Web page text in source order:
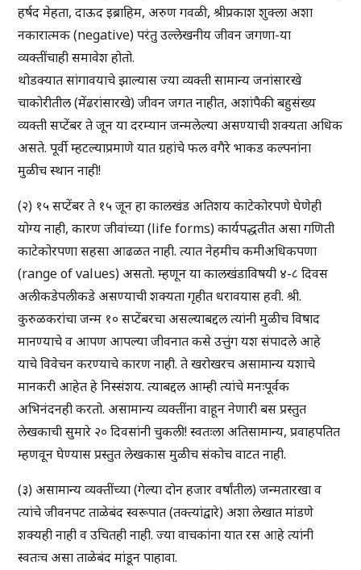
हर्षद मेहता, दाऊद इब्राहिम, अरुण गवळी, श्रीप्रकाश शुक्ला अशा
नकारात्मक (negative) परंतु उल्लेखनीय जीवन जगणा-या
व्यक्तींचाही समावेश होतो.
थोडक्यात सांगावयाचे झाल्यास ज्या व्यक्ती सामान्य जनांसारखे
चाकोरीतील (मेंढरांसारखे) जीवन जगत नाहीत, अशांपैकी बहुसंख्य
व्यक्ती सप्टेंबर ते जून या दरम्यान जन्मलेल्या असण्याची शक्यता अधिक
असते. पूर्वी म्हटल्याप्रमाणे यात ग्रहांचे फल वगैरे भाकड कल्पनांना
मुळीच स्थान नाही!
(२) १५ सप्टेंबर ते १५ जून हा कालखंड अतिशय काटेकोरपणे घेणेही
योग्य नाही, कारण जीवांच्या (life forms) कार्यपद्धतीत असा गणिती
काटेकोरपणा सहसा आढळत नाही. त्यात नेहमीच कमीअधिकपणा
(range of values) असतो. म्हणून या कालखंडाविषयी ४-८ दिवस
अलीकडेपलीकडे असण्याची शक्यता गृहीत धरावयास हवी. श्री.
कुरुळकरांचा जन्म १० सप्टेंबरचा असल्याबद्दल त्यांनी मुळीच विषाद
मानण्याचे व आपण आपल्या जीवनात कसे उत्तुंग यश संपादले आहे
याचे विवेचन करण्याचे कारण नाही. ते खरोखरच असामान्य यशाचे
मानकरी आहेत हे निस्संशय. त्याबद्दल आम्ही त्यांचे मनःपूर्वक
अभिनंदनही करतो. असामान्य व्यक्तींना वाहून नेणारी बस प्रस्तुत
लेखकाची सुमारे २० दिवसांनी चुकली! स्वतःला अतिसामान्य, प्रवाहपतित
म्हणवून घेण्यास प्रस्तुत लेखकास मुळीच संकोच वाटत नाही.
(३) असामान्य व्यक्तींच्या (गेल्या दोन हजार वर्षांतील) जन्मतारखा व
त्यांचे जीवनपट ताळेबंद स्वरूपात (तक्त्यांद्वारे) अशा लेखात मांडणे
शक्यही नाही व उचितही नाही. ज्या वाचकांना यात रस आहे त्यांनी
स्वतःच असा ताळेबंद मांडून पाहावा.